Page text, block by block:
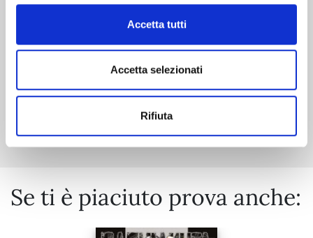
Accetta tutti
Accetta selezionati
Rifiuta
€ 5,90
Mostra tutto
Se ti è piaciuto prova anche: